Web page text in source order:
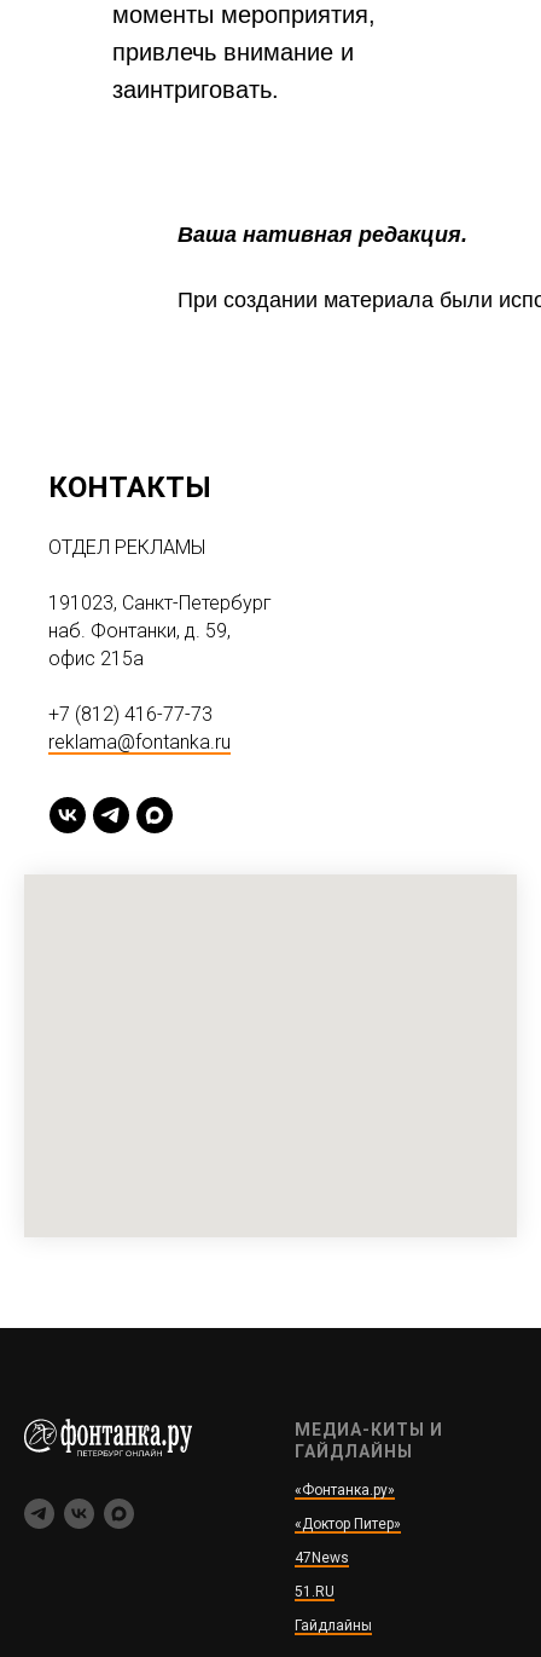
моменты мероприятия,
привлечь внимание и
заинтриговать.
Ваша нативная редакция.
При создании материала были
КОНТАКТЫ
ОТДЕЛ РЕКЛАМЫ
191023, Санкт-Петербург
наб. Фонтанки, д. 59,
офис 215а
+7 (812) 416-77-73
reklama@fontanka.ru
МЕДИА-КИТЫ И
ГАЙДЛАЙНЫ
«Фонтанка.ру»
«Доктор Питер»
47News
51.RU
Гайдлайны